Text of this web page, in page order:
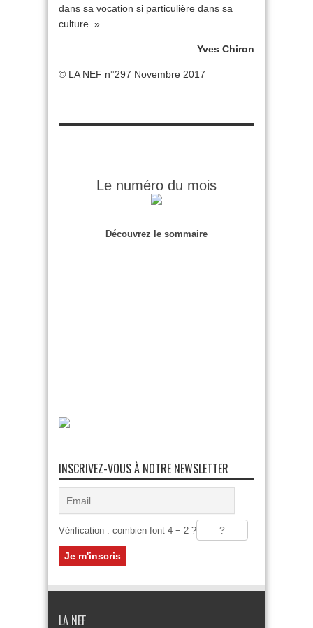
dans sa vocation si particulière dans sa
culture. »
Yves Chiron
© LA NEF n°297 Novembre 2017
Le numéro du mois
Découvrez le sommaire
INSCRIVEZ-VOUS À NOTRE NEWSLETTER
Vérification : combien font 4 − 2 ?
LA NEF